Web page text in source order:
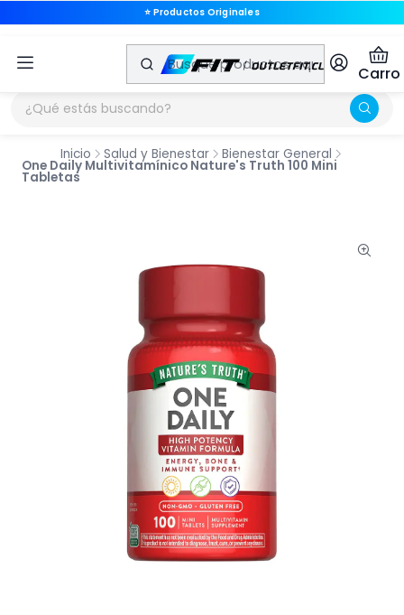
🚚 Envíos a Todo Chile
Carro
Inicio Salud y Bienestar Bienestar General
One Daily Multivitamínico Nature's Truth 100 Mini
Tabletas
⭐ Productos Originales